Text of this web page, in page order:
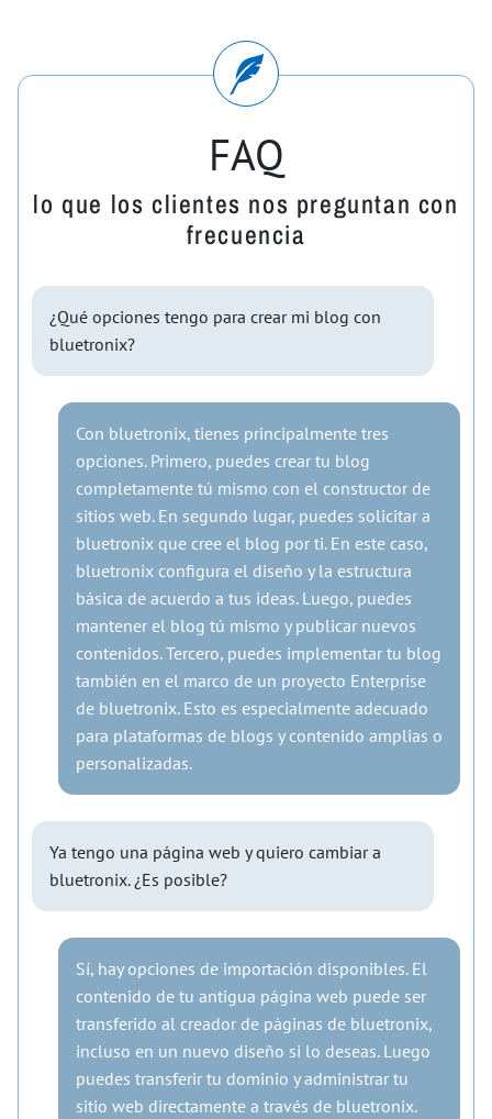
FAQ
lo que los clientes nos preguntan con
frecuencia
¿Qué opciones tengo para crear mi blog con
bluetronix?
Con bluetronix, tienes principalmente tres
opciones. Primero, puedes crear tu blog
completamente tú mismo con el constructor de
sitios web. En segundo lugar, puedes solicitar a
bluetronix que cree el blog por ti. En este caso,
bluetronix configura el diseño y la estructura
básica de acuerdo a tus ideas. Luego, puedes
mantener el blog tú mismo y publicar nuevos
contenidos. Tercero, puedes implementar tu blog
también en el marco de un proyecto Enterprise
de bluetronix. Esto es especialmente adecuado
para plataformas de blogs y contenido amplias o
personalizadas.
Ya tengo una página web y quiero cambiar a
bluetronix. ¿Es posible?
Sí, hay opciones de importación disponibles. El
contenido de tu antigua página web puede ser
transferido al creador de páginas de bluetronix,
incluso en un nuevo diseño si lo deseas. Luego
puedes transferir tu dominio y administrar tu
sitio web directamente a través de bluetronix.